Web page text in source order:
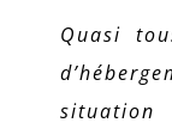
Quasi